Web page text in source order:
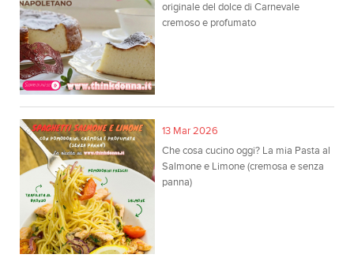
originale del dolce di Carnevale
cremoso e profumato
13 Mar 2026
Che cosa cucino oggi? La mia Pasta al
Salmone e Limone (cremosa e senza
panna)